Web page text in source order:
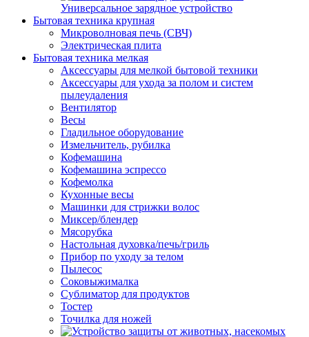
Универсальное зарядное устройство
Бытовая техника крупная
Микроволновая печь (СВЧ)
Электрическая плита
Бытовая техника мелкая
Аксессуары для мелкой бытовой техники
Аксессуары для ухода за полом и систем
пылеудаления
Вентилятор
Весы
Гладильное оборудование
Измельчитель, рубилка
Кофемашина
Кофемашина эспрессо
Кофемолка
Кухонные весы
Машинки для стрижки волос
Миксер/блендер
Мясорубка
Настольная духовка/печь/гриль
Прибор по уходу за телом
Пылесос
Соковыжималка
Сублиматор для продуктов
Тостер
Точилка для ножей